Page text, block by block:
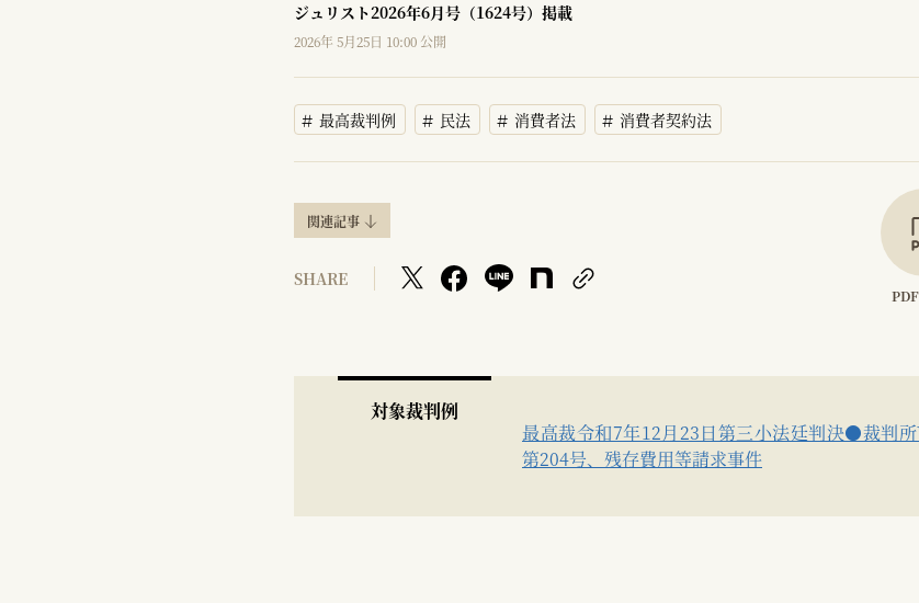
ジュリスト2026年6月号（1624号）掲載
2026年 5月25日 10:00 公開
最高裁判例 民法 消費者法 消費者契約法
関連記事
SHARE
対象裁判例
最高裁令和7年12月23日第三小法廷判決●裁判
第204号、残存費用等請求事件